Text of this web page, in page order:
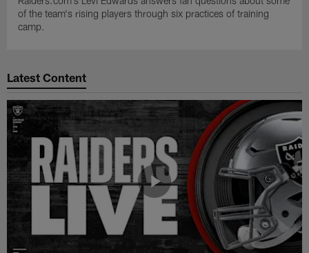
of the team's rising players through six practices of training
camp.
Latest Content